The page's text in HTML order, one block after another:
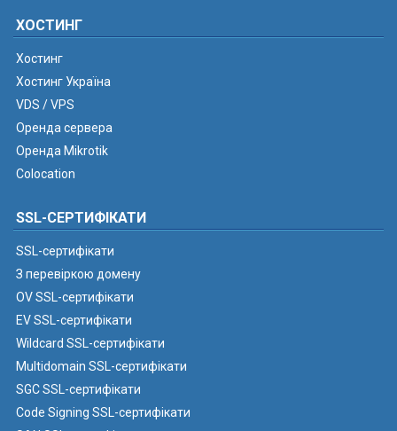
ХОСТИНГ
Хостинг
Хостинг Україна
VDS / VPS
Оренда сервера
Оренда Mikrotik
Colocation
SSL-СЕРТИФІКАТИ
SSL-сертифікати
З перевіркою домену
OV SSL-сертифікати
EV SSL-сертифікати
Wildcard SSL-сертифікати
Multidomain SSL-сертифікати
SGC SSL-сертифікати
Code Signing SSL-сертифікати